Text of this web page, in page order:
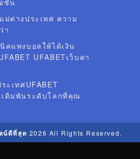
ชั้น
ม่ต่างประเทศ ความ
า
คแทงบอลให้ได้เงิน
UFABETเว็บคา
ะเทศUFABET
ดิมพันระดับโลกที่คุณ
น์ดีที่สุด 2026 All Rights Reserved.